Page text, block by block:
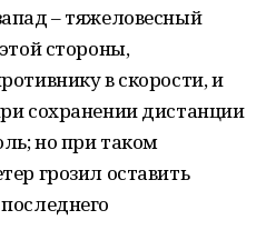
– тяжеловесный
стороны,
в скорости, и
сохранении дистанции
но при таком
грозил оставить